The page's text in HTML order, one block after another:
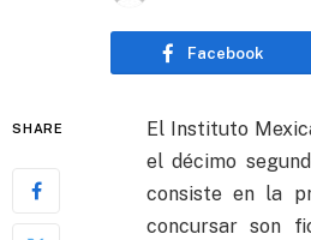
Facebook
SHARE
El Instituto
el décimo
consiste en la
concursar son